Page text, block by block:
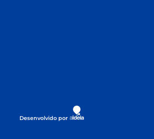
Desenvolvido por